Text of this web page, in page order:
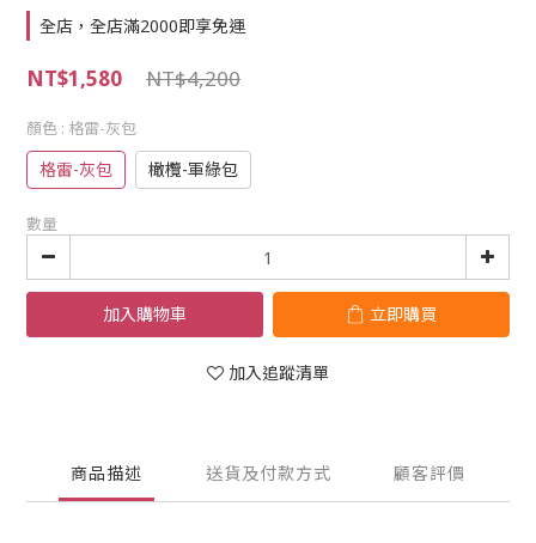
全店，全店滿2000即享免運
NT$4,200
NT$1,580
顏色 : 格雷-灰包
格雷-灰包 橄欖-軍綠包
數量
加入購物車 立即購買
加入追蹤清單
商品描述 送貨及付款方式 顧客評價